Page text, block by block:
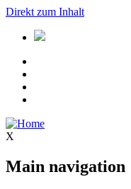
Direkt zum Inhalt
X
Main navigation